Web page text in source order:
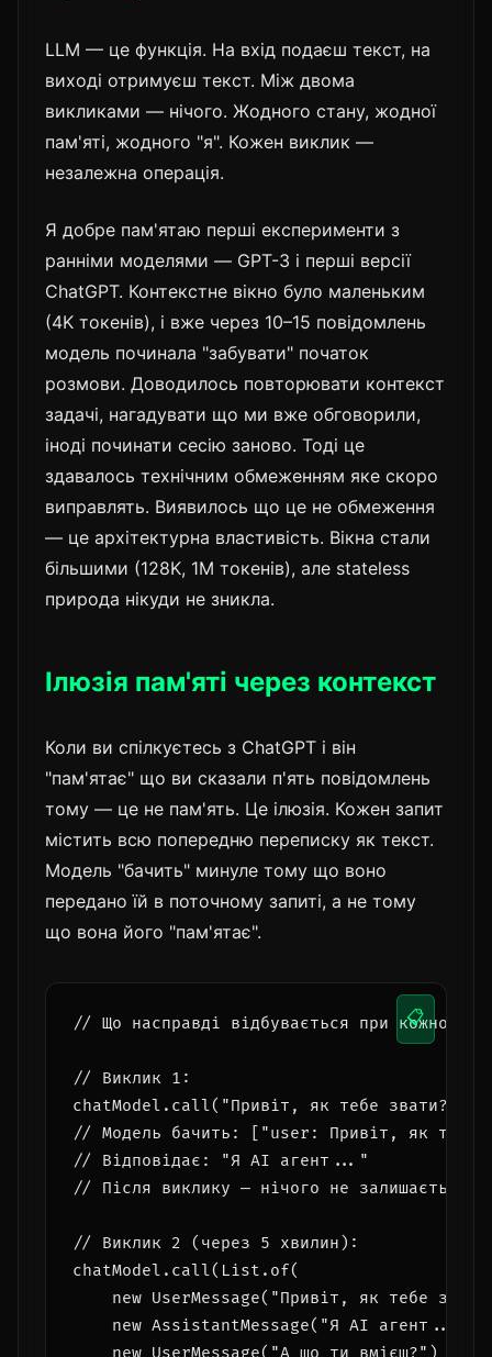
LLM — це функція. На вхід подаєш текст, на
виході отримуєш текст. Між двома
викликами — нічого. Жодного стану, жодної
пам'яті, жодного "я". Кожен виклик —
незалежна операція.
Я добре пам'ятаю перші експерименти з
ранніми моделями — GPT-3 і перші версії
ChatGPT. Контекстне вікно було маленьким
(4K токенів), і вже через 10–15 повідомлень
модель починала "забувати" початок
розмови. Доводилось повторювати контекст
задачі, нагадувати що ми вже обговорили,
іноді починати сесію заново. Тоді це
здавалось технічним обмеженням яке скоро
виправлять. Виявилось що це не обмеження
— це архітектурна властивість. Вікна стали
більшими (128K, 1M токенів), але stateless
природа нікуди не зникла.
Ілюзія пам'яті через контекст
Коли ви спілкуєтесь з ChatGPT і він
"пам'ятає" що ви сказали п'ять повідомлень
тому — це не пам'ять. Це ілюзія. Кожен запит
містить всю попередню переписку як текст.
Модель "бачить" минуле тому що воно
передано їй в поточному запиті, а не тому
що вона його "пам'ятає".
// Що насправді відбувається при кожному
// Виклик 1:
chatModel.call("Привіт, як тебе звати?")
// Модель бачить: ["user: Привіт, як тебе
// Відповідає: "Я AI агент..."
// Після виклику — нічого не залишається
// Виклик 2 (через 5 хвилин):
chatModel.call(List.of(
new UserMessage("Привіт, як тебе
    new AssistantMessage("Я AI агент..."),
📋